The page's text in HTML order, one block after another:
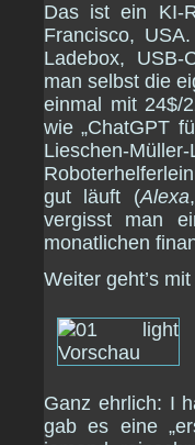
Das ist ein KI-
Francisco,
Ladebox, USB-
man selbst die
einmal mit 24$/
wie „ChatGPT
Lieschen-
gut läuft (Alexa
vergisst man
monatlichen
Weiter geht’s
Ganz ehrlich: I
gab es eine